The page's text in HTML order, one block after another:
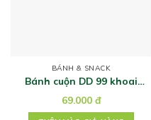
BÁNH & SNACK
Bánh cuộn DD 99 khoai
69.000 đ